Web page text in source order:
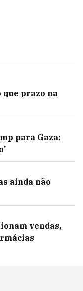
prazo na
para Gaza:
ainda não
vendas,